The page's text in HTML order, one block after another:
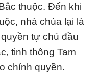
thuộc. Đến khi
nhà chùa lại là
tự chủ đầu
tinh thông Tam
chính quyền.